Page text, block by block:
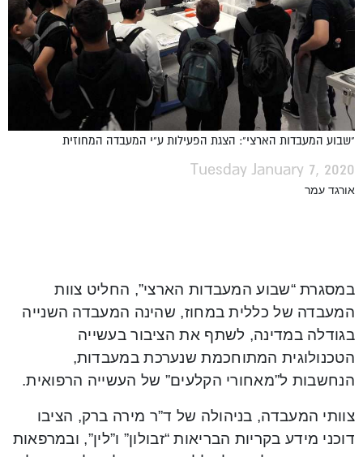
"שבוע המעבדות הארצי": הצגת הפעילות ע"י המעבדה המחוזית
Tuesday January 7, 2020
אורגד עמר
במסגרת “שבוע המעבדות הארצי”, החליט צוות
המעבדה של כללית במחוז, שהינה המעבדה השנייה
בגודלה במדינה, לשתף את הציבור בעשייה
הטכנולוגית המתוחכמת שנערכת במעבדות,
הנחשבות ל”מאחורי הקלעים” של העשייה הרפואית.
צוותי המעבדה, בניהולה של ד”ר מירה ברק, הציבו
דוכני מידע בקריות הבריאות “זבולון” ו”לין”, ובמרפאות